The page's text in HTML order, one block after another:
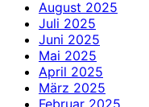
August 2025
Juli 2025
Juni 2025
Mai 2025
April 2025
März 2025